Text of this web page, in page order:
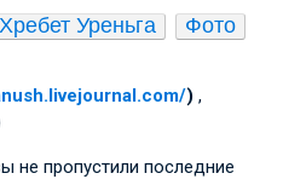
Хребет Уреньга
Фото
) ,
не пропустили последние